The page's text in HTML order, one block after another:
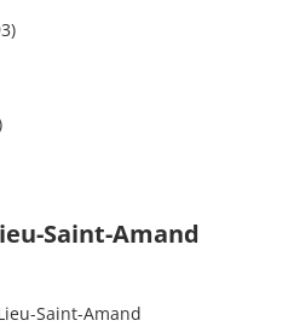
Saint-Amand
Saint-Amand